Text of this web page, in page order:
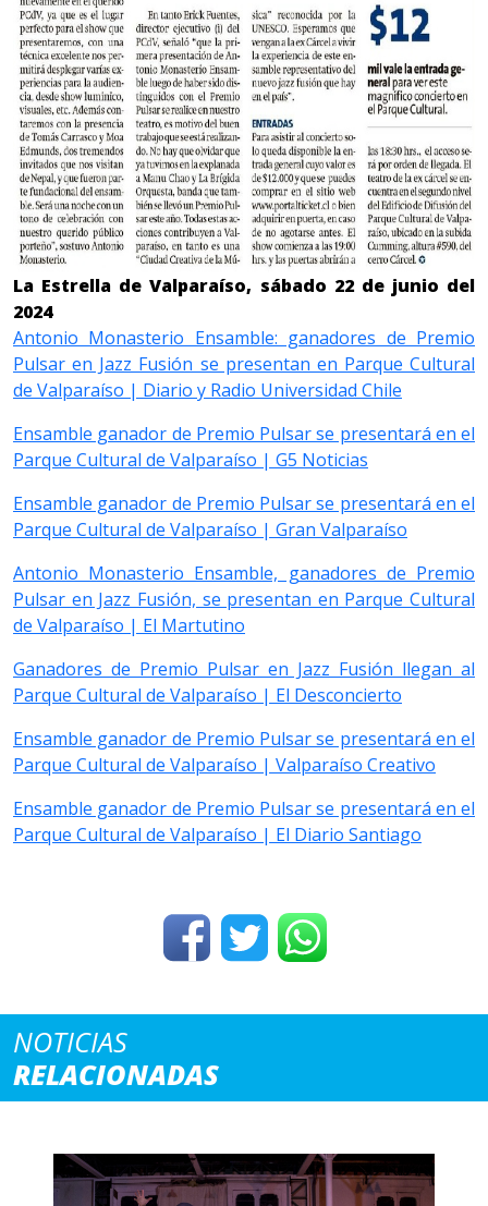
La Estrella de Valparaíso, sábado 22 de junio del
2024
Antonio Monasterio Ensamble: ganadores de Premio
Pulsar en Jazz Fusión se presentan en Parque Cultural
de Valparaíso | Diario y Radio Universidad Chile
Ensamble ganador de Premio Pulsar se presentará en el
Parque Cultural de Valparaíso | G5 Noticias
Ensamble ganador de Premio Pulsar se presentará en el
Parque Cultural de Valparaíso | Gran Valparaíso
Antonio Monasterio Ensamble, ganadores de Premio
Pulsar en Jazz Fusión, se presentan en Parque Cultural
de Valparaíso | El Martutino
Ganadores de Premio Pulsar en Jazz Fusión llegan al
Parque Cultural de Valparaíso | El Desconcierto
Ensamble ganador de Premio Pulsar se presentará en el
Parque Cultural de Valparaíso | Valparaí­so Creativo
Ensamble ganador de Premio Pulsar se presentará en el
Parque Cultural de Valparaíso | El Diario Santiago
NOTICIAS
RELACIONADAS